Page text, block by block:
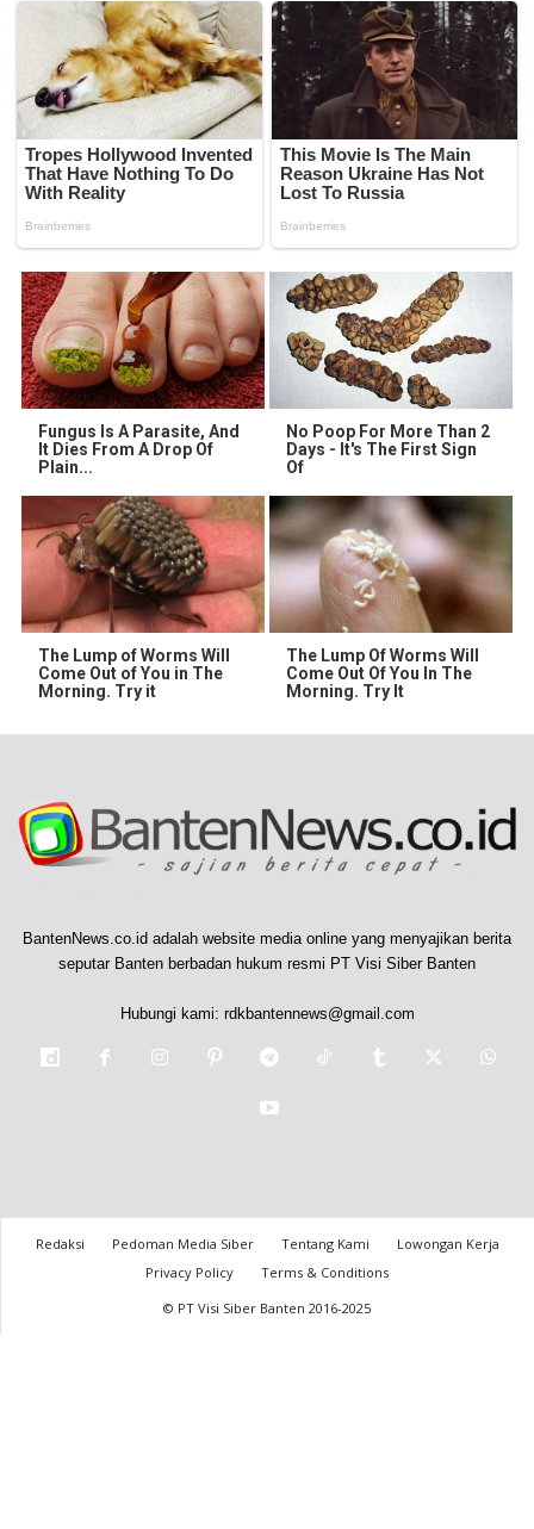
Fungus Is A Parasite, And
It Dies From A Drop Of
Plain...
No Poop For More Than 2
Days - It's The First Sign
Of
The Lump of Worms Will
Come Out of You in The
Morning. Try it
The Lump Of Worms Will
Come Out Of You In The
Morning. Try It
BantenNews.co.id adalah website media online yang menyajikan berita
seputar Banten berbadan hukum resmi PT Visi Siber Banten
Hubungi kami: rdkbantennews@gmail.com
Redaksi Pedoman Media Siber Tentang Kami
Lowongan Kerja
Privacy Policy
Terms & Conditions
© PT Visi Siber Banten 2016-2025